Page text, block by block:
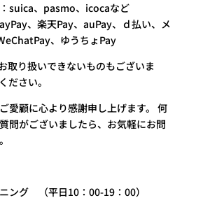
suica、pasmo、icocaなど
、楽天Pay、auPay、ｄ払い、メ
、ゆうちょPay
取り扱いできないものもございま
ださい。
愛顧に心より感謝申し上げます。 何
問がございましたら、お気軽にお問
ング （平日10：00-19：00）